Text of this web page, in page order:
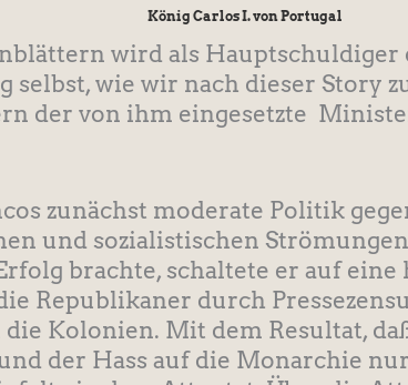
König Carlos I. von Portugal
wird als Hauptschuldiger
selbst, wie wir nach dieser Story
der von ihm eingesetzte
zunächst moderate Politik
und sozialistischen
brachte, schaltete er auf eine
Republikaner durch
Kolonien. Mit dem Resultat,
der Hass auf die Monarchie